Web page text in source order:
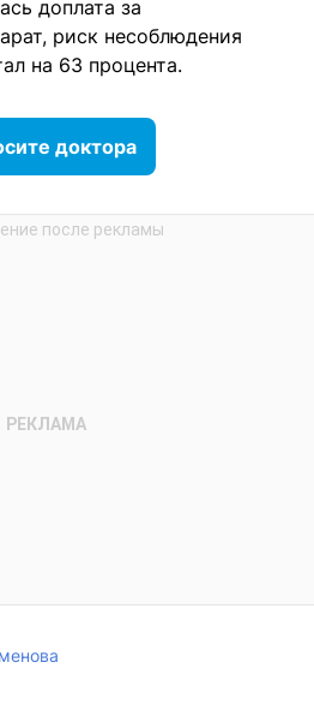
доплата за
риск несоблюдения
на 63 процента.
доктора